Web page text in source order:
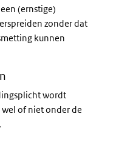
(ernstige)
zonder dat
kunnen
wordt
of niet onder de